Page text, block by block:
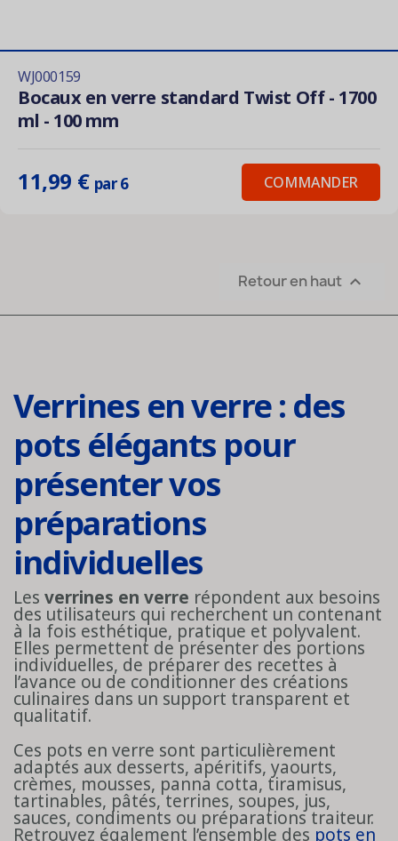
WJ000159
Bocaux en verre standard Twist Off - 1700
ml - 100 mm
11,99 € par 6 COMMANDER
Retour en haut 
Verrines en verre : des
pots élégants pour
présenter vos
préparations
individuelles
Les verrines en verre répondent aux besoins
des utilisateurs qui recherchent un contenant
à la fois esthétique, pratique et polyvalent.
Elles permettent de présenter des portions
individuelles, de préparer des recettes à
l’avance ou de conditionner des créations
culinaires dans un support transparent et
qualitatif.
Ces pots en verre sont particulièrement
adaptés aux desserts, apéritifs, yaourts,
crèmes, mousses, panna cotta, tiramisus,
tartinables, pâtés, terrines, soupes, jus,
sauces, condiments ou préparations traiteur.
Retrouvez également l’ensemble des pots en